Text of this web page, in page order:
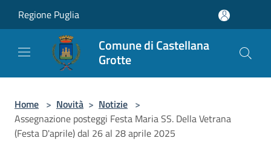
Regione Puglia
Comune di Castellana
Grotte
Home > Novità > Notizie >
Assegnazione posteggi Festa Maria SS. Della Vetrana
(Festa D'aprile) dal 26 al 28 aprile 2025